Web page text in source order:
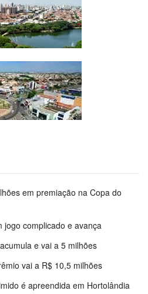
em premiação na Copa do
jogo complicado e avança
e vai a 5 milhões
vai a R$ 10,5 milhões
é apreendida em Hortolândia